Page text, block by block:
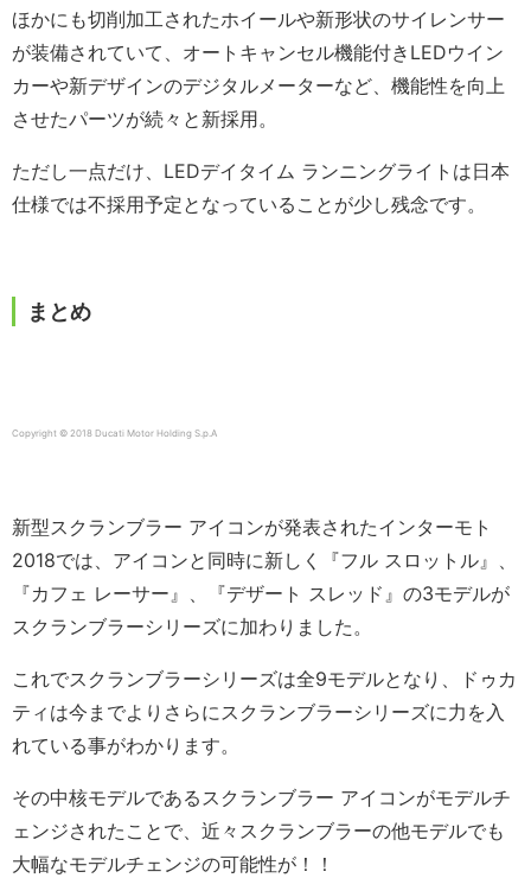
ほかにも切削加工されたホイールや新形状のサイレンサー
が装備されていて、オートキャンセル機能付きLEDウイン
カーや新デザインのデジタルメーターなど、機能性を向上
させたパーツが続々と新採用。
ただし一点だけ、LEDデイタイム ランニングライトは日本
仕様では不採用予定となっていることが少し残念です。
まとめ
Copyright © 2018 Ducati Motor Holding S.p.A
新型スクランブラー アイコンが発表されたインターモト
2018では、アイコンと同時に新しく『フル スロットル』、
『カフェ レーサー』、『デザート スレッド』の3モデルが
スクランブラーシリーズに加わりました。
これでスクランブラーシリーズは全9モデルとなり、ドゥカ
ティは今までよりさらにスクランブラーシリーズに力を入
れている事がわかります。
その中核モデルであるスクランブラー アイコンがモデルチ
ェンジされたことで、近々スクランブラーの他モデルでも
大幅なモデルチェンジの可能性が！！